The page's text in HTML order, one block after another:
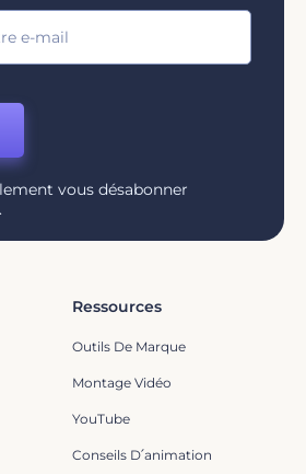
vous désabonner
Ressources
Outils De Marque
Montage Vidéo
YouTube
Conseils D՛animation